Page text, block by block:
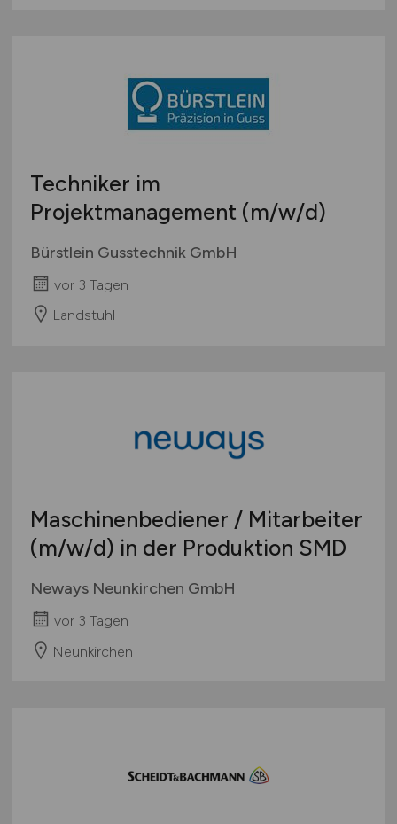
Techniker im
Projektmanagement (m/w/d)
Bürstlein Gusstechnik GmbH
vor 3 Tagen
Landstuhl
Maschinenbediener / Mitarbeiter
(m/w/d) in der Produktion SMD
Neways Neunkirchen GmbH
vor 3 Tagen
Neunkirchen